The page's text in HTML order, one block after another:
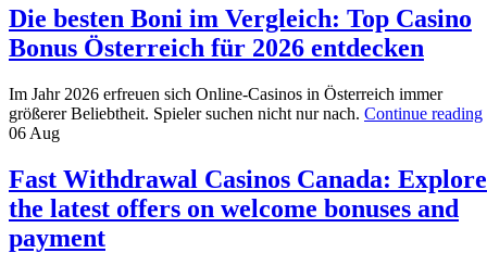
Die besten Boni im Vergleich: Top Casino
Bonus Österreich für 2026 entdecken
Im Jahr 2026 erfreuen sich Online-Casinos in Österreich immer
größerer Beliebtheit. Spieler suchen nicht nur nach. Continue reading
06 Aug
Fast Withdrawal Casinos Canada: Explore
the latest offers on welcome bonuses and
payment